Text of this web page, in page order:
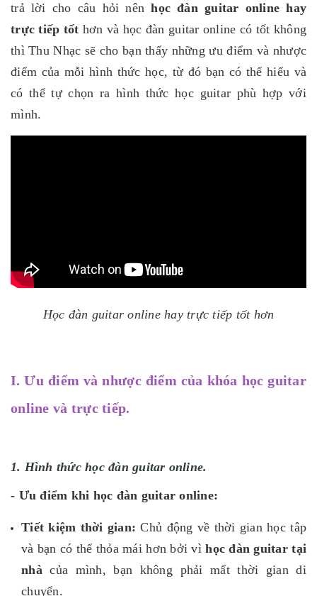
trả lời cho câu hỏi nênhọc đàn guitar online hay
trực tiếp tốt hơn và học đàn guitar online có tốt không
thì Thu Nhạc sẽ cho bạn thấy những ưu điểm và nhược
điểm của mỗi hình thức học, từ đó bạn có thể hiểu và
có thể tự chọn ra hình thức học guitar phù hợp với
mình.
Học đàn guitar online hay trực tiếp tốt hơn
I. Ưu điểm và nhược điểm của khóa học guitar
online và trực tiếp.
1. Hình thức học đàn guitar online.
- Ưu điểm khi học đàn guitar online:
Tiết kiệm thời gian:Chủ động về thời gian học tâp
và bạn có thể thỏa mái hơn bởi vìhọc đàn guitar tại
nhàcủa mình, bạn không phải mất thời gian di
chuyển.